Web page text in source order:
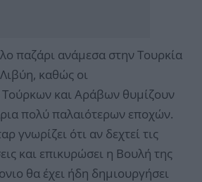
παζάρι ανάμεσα στην Τουρκία
καθώς οι
Τούρκων και Αράβων θυμίζουν
πολύ παλαιότερων εποχών.
γνωρίζει ότι αν δεχτεί τις
και επικυρώσει η Βουλή της
θα έχει ήδη δημιουργήσει